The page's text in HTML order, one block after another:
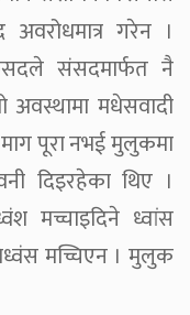
गरेन ।
संसदमार्फत नै
अवस्थामा मधेसवादी
पूरा नभई मुलुकमा
दिइरहेका थिए ।
मच्चाइदिने ध्वांस
मच्चिएन । मुलुक